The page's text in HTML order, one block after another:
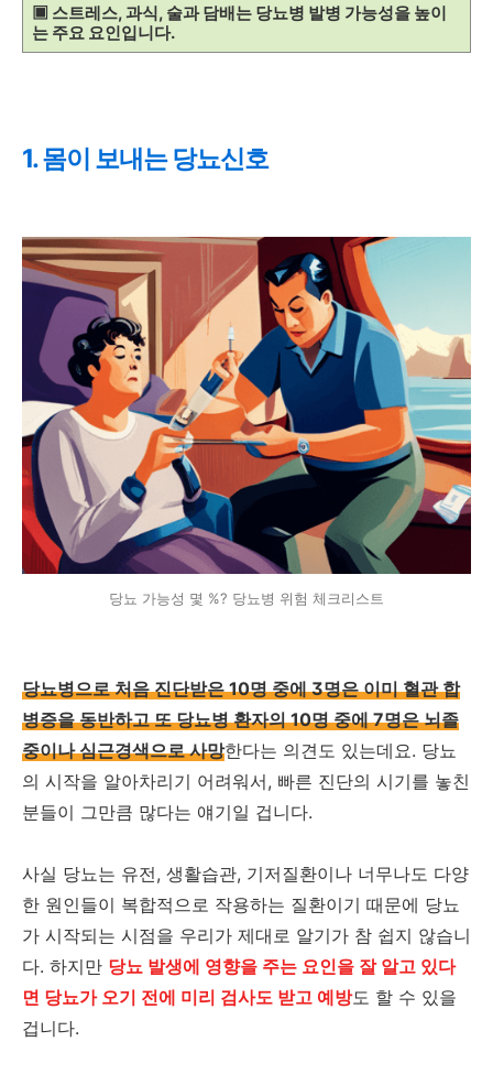
▣ 스트레스, 과식, 술과 담배는 당뇨병 발병 가능성을 높이
는 주요 요인입니다.
1. 몸이 보내는 당뇨신호
당뇨 가능성 몇 %? 당뇨병 위험 체크리스트
당뇨병으로 처음 진단받은 10명 중에 3명은 이미 혈관 합
병증을 동반하고 또 당뇨병 환자의 10명 중에 7명은 뇌졸
중이나 심근경색으로 사망한다는 의견도 있는데요. 당뇨
의 시작을 알아차리기 어려워서, 빠른 진단의 시기를 놓친
분들이 그만큼 많다는 얘기일 겁니다.
사실 당뇨는 유전, 생활습관, 기저질환이나 너무나도 다양
한 원인들이 복합적으로 작용하는 질환이기 때문에 당뇨
가 시작되는 시점을 우리가 제대로 알기가 참 쉽지 않습니
다. 하지만 당뇨 발생에 영향을 주는 요인을 잘 알고 있다
면 당뇨가 오기 전에 미리 검사도 받고 예방도 할 수 있을
겁니다.